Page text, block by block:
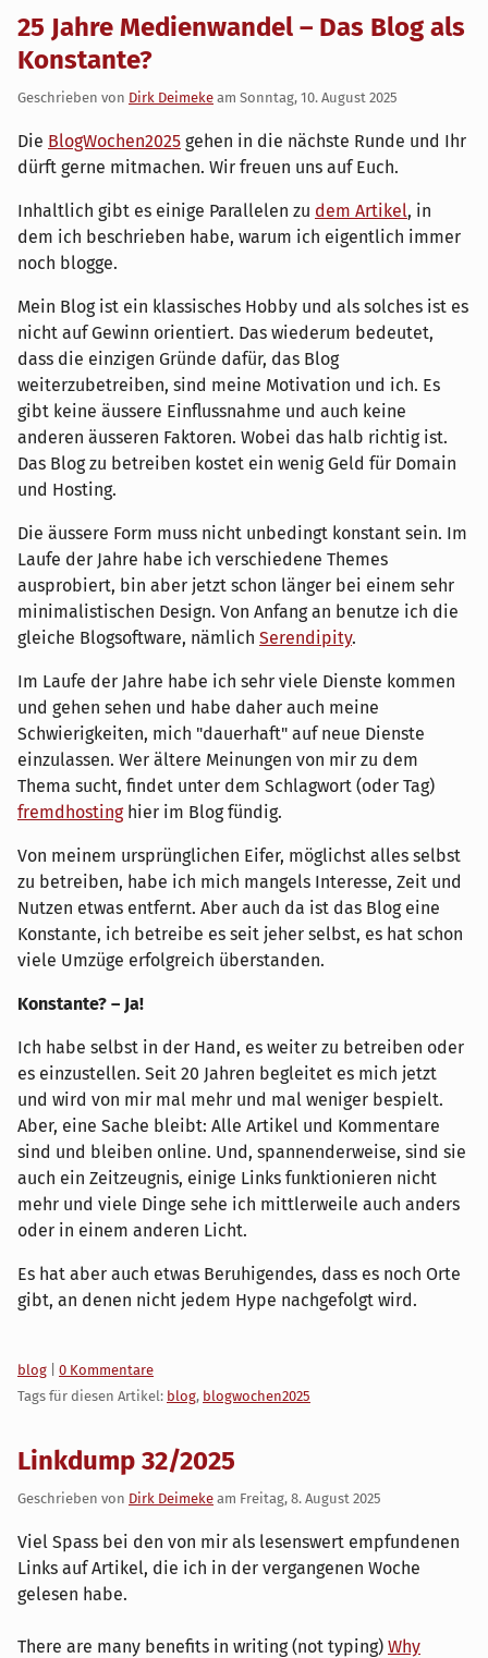
25 Jahre Medienwandel – Das Blog als
Konstante?
Geschrieben von Dirk Deimeke am Sonntag, 10. August 2025
Die BlogWochen2025 gehen in die nächste Runde und Ihr
dürft gerne mitmachen. Wir freuen uns auf Euch.
Inhaltlich gibt es einige Parallelen zu dem Artikel, in
dem ich beschrieben habe, warum ich eigentlich immer
noch blogge.
Mein Blog ist ein klassisches Hobby und als solches ist es
nicht auf Gewinn orientiert. Das wiederum bedeutet,
dass die einzigen Gründe dafür, das Blog
weiterzubetreiben, sind meine Motivation und ich. Es
gibt keine äussere Einflussnahme und auch keine
anderen äusseren Faktoren. Wobei das halb richtig ist.
Das Blog zu betreiben kostet ein wenig Geld für Domain
und Hosting.
Die äussere Form muss nicht unbedingt konstant sein. Im
Laufe der Jahre habe ich verschiedene Themes
ausprobiert, bin aber jetzt schon länger bei einem sehr
minimalistischen Design. Von Anfang an benutze ich die
gleiche Blogsoftware, nämlich Serendipity.
Im Laufe der Jahre habe ich sehr viele Dienste kommen
und gehen sehen und habe daher auch meine
Schwierigkeiten, mich "dauerhaft" auf neue Dienste
einzulassen. Wer ältere Meinungen von mir zu dem
Thema sucht, findet unter dem Schlagwort (oder Tag)
fremdhostinghier im Blog fündig.
Von meinem ursprünglichen Eifer, möglichst alles selbst
zu betreiben, habe ich mich mangels Interesse, Zeit und
Nutzen etwas entfernt. Aber auch da ist das Blog eine
Konstante, ich betreibe es seit jeher selbst, es hat schon
viele Umzüge erfolgreich überstanden.
Konstante? – Ja!
Ich habe selbst in der Hand, es weiter zu betreiben oder
es einzustellen. Seit 20 Jahren begleitet es mich jetzt
und wird von mir mal mehr und mal weniger bespielt.
Aber, eine Sache bleibt: Alle Artikel und Kommentare
sind und bleiben online. Und, spannenderweise, sind sie
auch ein Zeitzeugnis, einige Links funktionieren nicht
mehr und viele Dinge sehe ich mittlerweile auch anders
oder in einem anderen Licht.
Es hat aber auch etwas Beruhigendes, dass es noch Orte
gibt, an denen nicht jedem Hype nachgefolgt wird.
Kategorien:
blog
0 Kommentare
Tags für diesen Artikel: blog, blogwochen2025
Linkdump 32/2025
Geschrieben von Dirk Deimeke am Freitag, 8. August 2025
Viel Spass bei den von mir als lesenswert empfundenen
Links auf Artikel, die ich in der vergangenen Woche
gelesen habe.
There are many benefits in writing (not typing) Why